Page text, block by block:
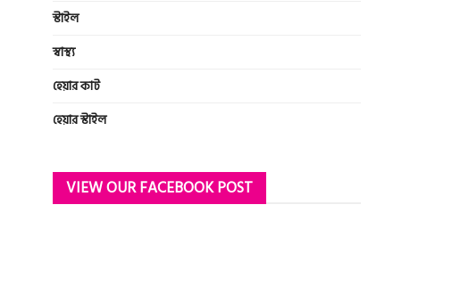
স্টাইল
স্বাস্থ্য
হেয়ার কাট
হেয়ার স্টাইল
VIEW OUR FACEBOOK POST